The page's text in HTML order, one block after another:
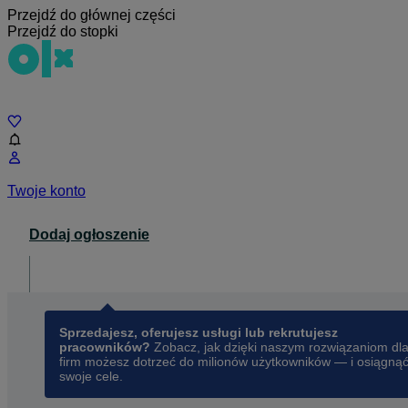
Przejdź do głównej części
Przejdź do stopki
Twoje konto
Dodaj ogłoszenie
Sprzedajesz, oferujesz usługi lub rekrutujesz
pracowników? Zobacz, jak dzięki naszym rozwiązaniom dla
firm możesz dotrzeć do milionów użytkowników — i osiągnąć
swoje cele.